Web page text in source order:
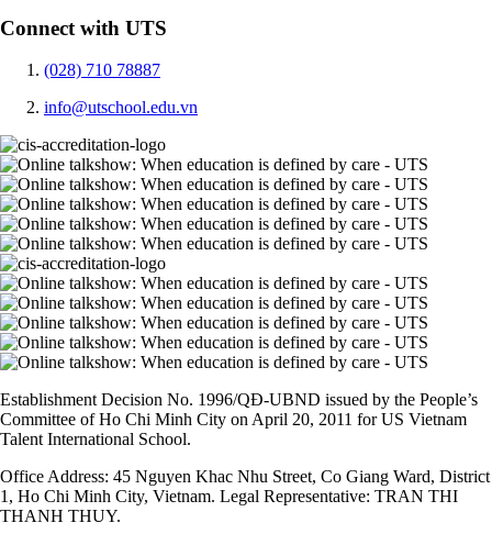
Connect with UTS
(028) 710 78887
info@utschool.edu.vn
Establishment Decision No. 1996/QĐ-UBND issued by the People’s
Committee of Ho Chi Minh City on April 20, 2011 for US Vietnam
Talent International School.
Office Address: 45 Nguyen Khac Nhu Street, Co Giang Ward, District
1, Ho Chi Minh City, Vietnam. Legal Representative: TRAN THI
THANH THUY.